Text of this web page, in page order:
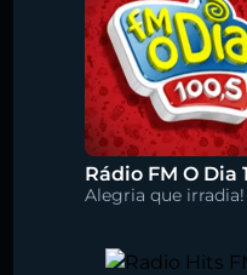
Alegria que irradia!